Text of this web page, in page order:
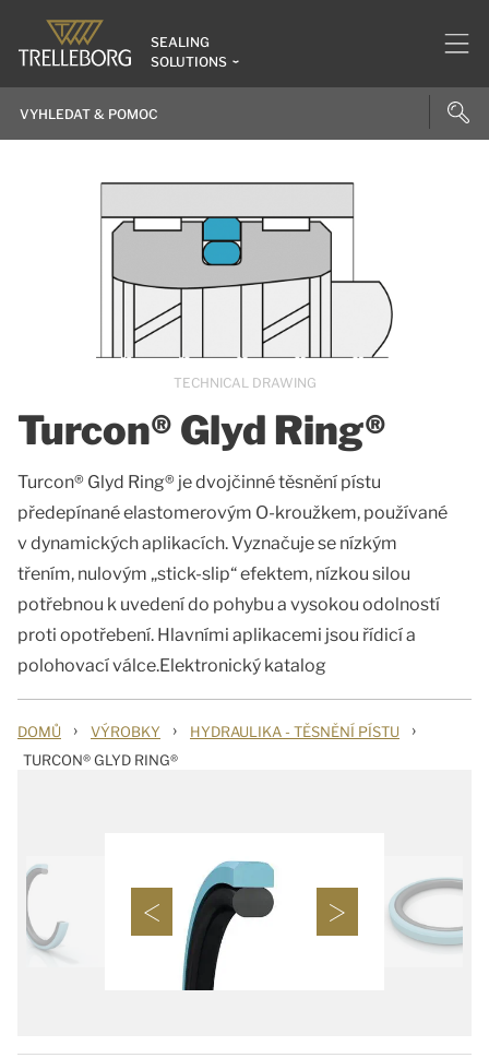
SEALING
SOLUTIONS
Turcon® Glyd Ring®
Turcon® Glyd Ring® je dvojčinné těsnění pístu
předepínané elastomerovým O-kroužkem, používané
v dynamických aplikacích. Vyznačuje se nízkým
třením, nulovým „stick-slip“ efektem, nízkou silou
potřebnou k uvedení do pohybu a vysokou odolností
proti opotřebení. Hlavními aplikacemi jsou řídicí a
polohovací válce.Elektronický katalog
TECHNICAL DRAWING
DOMŮ › VÝROBKY › HYDRAULIKA - TĚSNĚNÍ PÍSTU ›
TURCON® GLYD RING®